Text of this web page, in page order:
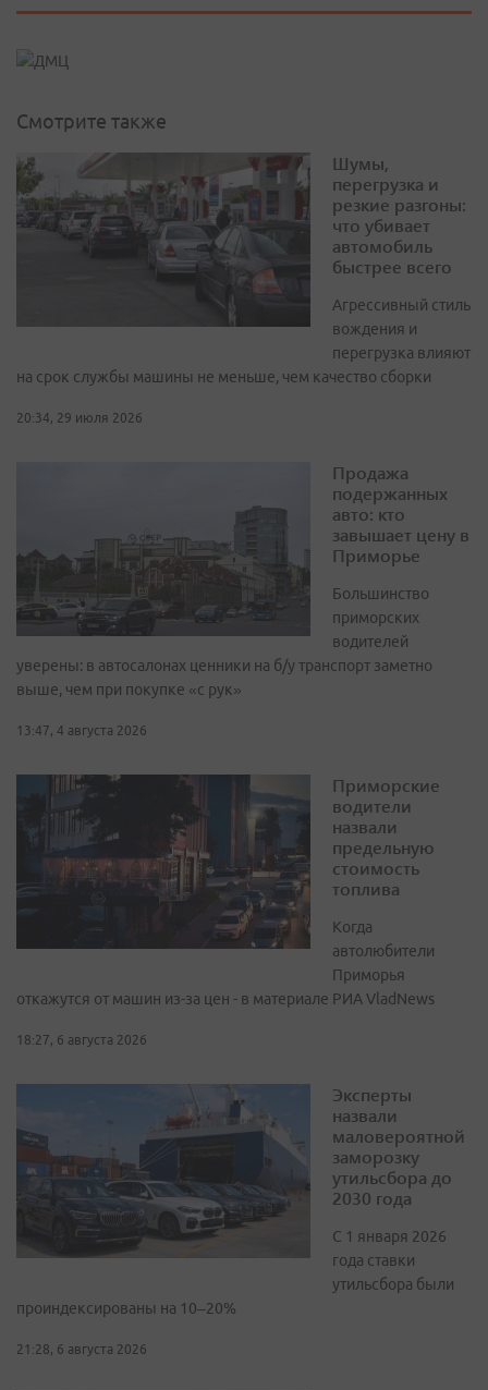
Смотрите также
Шумы,
перегрузка и
резкие разгоны:
что убивает
автомобиль
быстрее всего
Агрессивный стиль
вождения и
перегрузка влияют
на срок службы машины не меньше, чем качество сборки
20:34, 29 июля 2026
Продажа
подержанных
авто: кто
завышает цену в
Приморье
Большинство
приморских
водителей
уверены: в автосалонах ценники на б/у транспорт заметно
выше, чем при покупке «с рук»
13:47, 4 августа 2026
Приморские
водители
назвали
предельную
стоимость
топлива
Когда
автолюбители
Приморья
откажутся от машин из-за цен - в материале РИА VladNews
18:27, 6 августа 2026
Эксперты
назвали
маловероятной
заморозку
утильсбора до
2030 года
С 1 января 2026
года ставки
утильсбора были
проиндексированы на 10–20%
21:28, 6 августа 2026